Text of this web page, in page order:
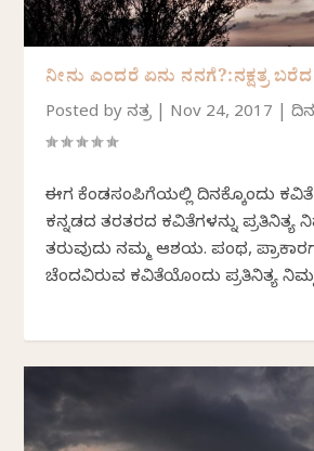
ನೀನು ಎಂದರೆ ಏನು ನನಗೆ?:ನಕ್ಷತ್ರ
Posted byನಕ್ಷತ್ರ Nov 24, 2017 |
ಈಗ ಕೆಂಡಸಂಪಿಗೆಯಲ್ಲಿ ದಿನಕ್ಕೊಂದು ಕವಿತೆ
ಕನ್ನಡದ ತರತರದ ಕವಿತೆಗಳನ್ನು ಪ್ರತಿನಿತ್ಯ
ತರುವುದು ನಮ್ಮ ಆಶಯ. ಪಂಥ,
ಚೆಂದವಿರುವ ಕವಿತೆಯೊಂದು ಪ್ರತಿನಿತ್ಯ